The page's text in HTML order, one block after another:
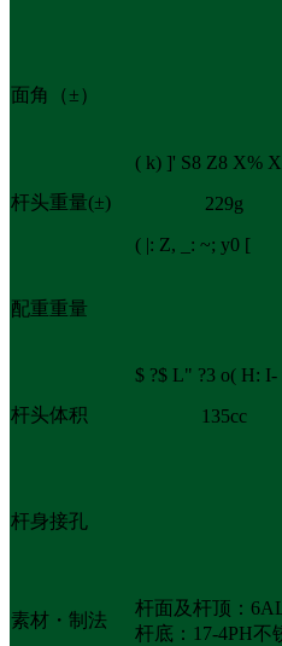
面角（±）
杆头重量(±)
( k) ]' S8 Z8 X% X
229g
( |: Z, _: ~; y0 [
配重重量
杆头体积
$ ?$ L" ?3 o( H: I-
135cc
杆身接孔
素材・制法
杆面及杆顶：
杆底：17-4PH不